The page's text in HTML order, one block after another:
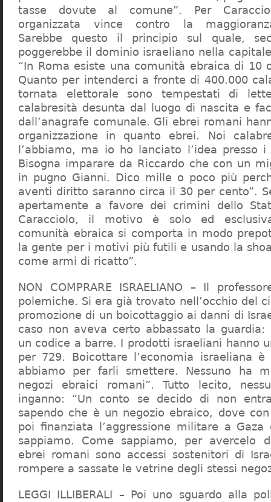
tasse dovute al comune”. Per
organizzata vince contro la
Sarebbe questo il principio sul quale,
poggerebbe il dominio israeliano nella
“In Roma esiste una comunità ebraica di 10
Quanto per intenderci a fronte di 400.000
tornata elettorale sono tempestati di
calabresità desunta dal luogo di nascita e
dall’anagrafe comunale. Gli ebrei romani
organizzazione in quanto ebrei. Noi
l’abbiamo, ma io ho lanciato l’idea presso
Bisogna imparare da Riccardo che con un
in pugno Gianni. Dico mille o poco più
aventi diritto saranno circa il 30 per cento”.
apertamente a favore dei crimini dello
Caracciolo, il motivo è solo ed
comunità ebraica si comporta in modo
la gente per i motivi più futili e usando la
come armi di ricatto”.
NON COMPRARE ISRAELIANO – Il
polemiche. Si era già trovato nell’occhio del
promozione di un boicottaggio ai danni di
caso non aveva certo abbassato la guardia:
un codice a barre. I prodotti israeliani hanno
per 729. Boicottare l’economia israeliana è
abbiamo per farli smettere. Nessuno ha
negozi ebraici romani”. Tutto lecito,
inganno: “Un conto se decido di non
sapendo che è un negozio ebraico, dove
poi finanziata l’aggressione militare a
sappiamo. Come sappiamo, per avercelo
ebrei romani sono accessi sostenitori di
rompere a sassate le vetrine degli stessi
LEGGI ILLIBERALI – Poi uno sguardo alla